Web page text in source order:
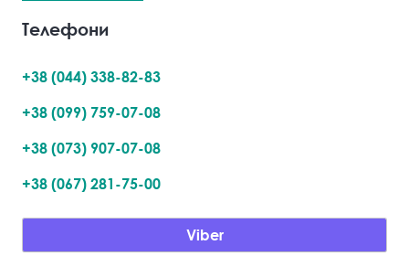
Телефони
+38 (044) 338-82-83
+38 (099) 759-07-08
+38 (073) 907-07-08
+38 (067) 281-75-00
Viber